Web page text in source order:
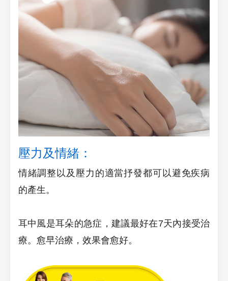
壓力及情緒：
情緒調整以及壓力的適當抒發都可以避免疾病
的產生。
耳中風是耳朵的急症，建議最好在7天內接受治
療。愈早治療，效果會愈好。